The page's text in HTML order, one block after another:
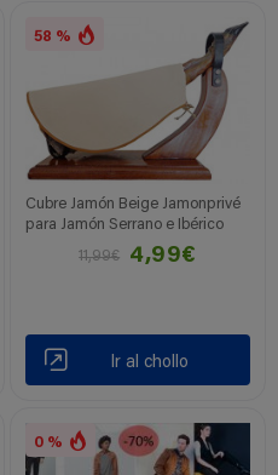
58 %
Cubre Jamón Beige Jamonprivé
para Jamón Serrano e Ibérico
11,99€
4,99€
Ir al chollo
0 %